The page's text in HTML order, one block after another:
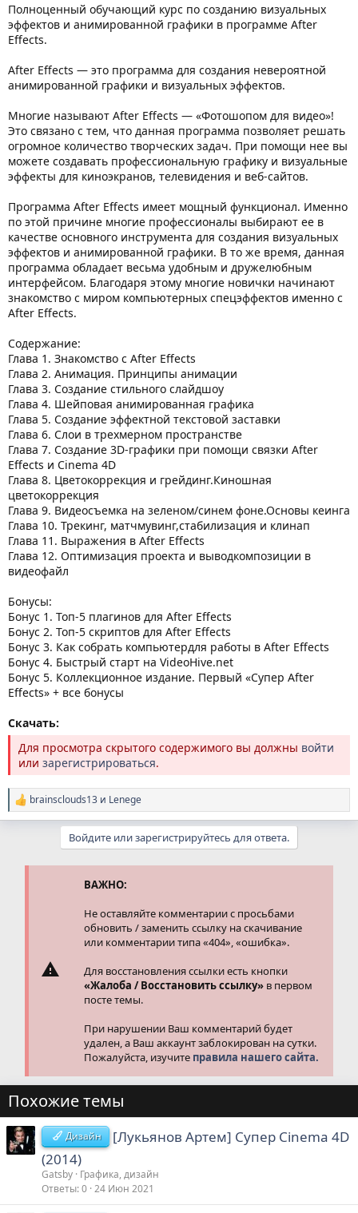
Полноценный обучающий курс по созданию визуальных
эффектов и анимированной графики в программе After
Effects.
After Effects — это программа для создания невероятной
анимированной графики и визуальных эффектов.
Многие называют After Effects — «Фотошопом для видео»!
Это связано с тем, что данная программа позволяет решать
огромное количество творческих задач. При помощи нее вы
можете создавать профессиональную графику и визуальные
эффекты для киноэкранов, телевидения и веб-сайтов.
Программа After Effects имеет мощный функционал. Именно
по этой причине многие профессионалы выбирают ее в
качестве основного инструмента для создания визуальных
эффектов и анимированной графики. В то же время, данная
программа обладает весьма удобным и дружелюбным
интерфейсом. Благодаря этому многие новички начинают
знакомство с миром компьютерных спецэффектов именно с
After Effects.
Содержание:
Глава 1. Знакомство с After Effects
Глава 2. Анимация. Принципы анимации
Глава 3. Создание стильного слайдшоу
Глава 4. Шейповая анимированная графика
Глава 5. Создание эффектной текстовой заставки
Глава 6. Слои в трехмерном пространстве
Глава 7. Создание 3D-графики при помощи связки After
Effects и Cinema 4D
Глава 8. Цветокоррекция и грейдинг.Киношная
цветокоррекция
Глава 9. Видеосъемка на зеленом/синем фоне.Основы кеинга
Глава 10. Трекинг, матчмувинг,стабилизация и клинап
Глава 11. Выражения в After Effects
Глава 12. Оптимизация проекта и выводкомпозиции в
видеофайл
Бонусы:
Бонус 1. Топ-5 плагинов для After Effects
Бонус 2. Топ-5 скриптов для After Effects
Бонус 3. Как собрать компьютердля работы в After Effects
Бонус 4. Быстрый старт на VideoHive.net
Бонус 5. Коллекционное издание. Первый «Супер After
Effects» + все бонусы
Скачать:
Для просмотра скрытого содержимого вы должны войти
или зарегистрироваться.
Р
е
brainsclouds13 и Lenege
Войдите или зарегистрируйтесь для ответа.
ВАЖНО:
Не оставляйте комментарии с просьбами
обновить / заменить ссылку на скачивание
или комментарии типа «404», «ошибка».
Для восстановления ссылки есть кнопки
«Жалоба / Восстановить ссылку» в первом
посте темы.
При нарушении Ваш комментарий будет
удален, а Ваш аккаунт заблокирован на сутки.
Пожалуйста, изучите правила нашего сайта.
Похожие темы
Дизайн
[Лукьянов Артем] Супер Cinema 4D
(2014)
Gatsby Графика, дизайн
Ответы 0 24 Июн 2021